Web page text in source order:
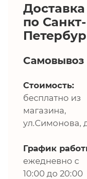
Доставка
по Санкт-
Самовывоз
Стоимость:
бесплатно из
магазина,
ул.Симонова,
График
ежедневно с
10:00 до 20:00